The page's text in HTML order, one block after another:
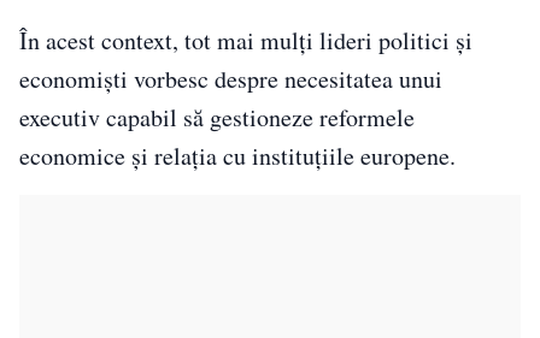
În acest context, tot mai mulți lideri politici și
economiști vorbesc despre necesitatea unui
executiv capabil să gestioneze reformele
economice și relația cu instituțiile europene.